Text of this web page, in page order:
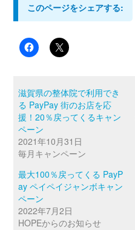
このページをシェアする:
滋賀県の整体院で利用でき
る PayPay 街のお店を応
援！20％戻ってくるキャン
ペーン
2021年10月31日
毎月キャンペーン
最大100％戻ってくる PayP
ay ペイペイジャンボキャン
ペーン
2022年7月2日
HOPEからのお知らせ